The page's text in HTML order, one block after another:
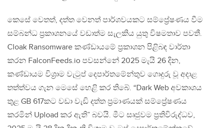
කෙසේ වෙතත්, දත්ත වෙනත් පාර්ශවයකට සම්ප්‍රේෂණය වීම
සම්බන්ධ ප්‍රකාශනයේ වඩාත්ම සැලකිය යුතු විෂමතාව පවතී.
Cloak Ransomware කණ්ඩායමේ ප්‍රකාශන පිළිබඳ වාර්තා
කරන FalconFeeds.io පවසන්නේ 2025 මැයි 26 දින,
කණ්ඩායම විශ්‍රාම වැටුප් දෙපාර්තමේන්තුව ගොදුරු වූ අදාළ
තත්ත්වය ගැන මෙසේ හෙළි කර තිබේ. “Dark Web අවකාශය
තුළ GB 617කට වඩා වැඩි දත්ත ප්‍රමාණයක් සම්ප්‍රේෂණය
කරමින් Upload කර ඇති” බවයි. මීට සෘජුවම ප්‍රතිවිරුද්ධව,